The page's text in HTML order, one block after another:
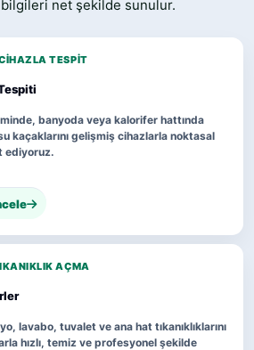
net şekilde sunulur.
TESPIT
banyoda veya kalorifer hattında
kaçaklarını gelişmiş cihazlarla noktasal
ediyoruz.
AÇMA
lavabo, tuvalet ve ana hat tıkanıklıklarını
hızlı, temiz ve profesyonel şekilde